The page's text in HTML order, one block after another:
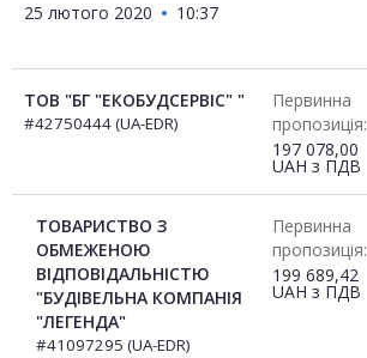
25 лютого 2020
10:37
ТОВ "БГ "ЕКОБУДСЕРВІС" "
#42750444 (UA-EDR)
Первинна
пропозиція:
197 078,00
UAH з ПДВ
ТОВАРИСТВО З
ОБМЕЖЕНОЮ
ВІДПОВІДАЛЬНІСТЮ
"БУДІВЕЛЬНА КОМПАНІЯ
"ЛЕГЕНДА"
#41097295 (UA-EDR)
Первинна
пропозиція:
199 689,42
UAH з ПДВ